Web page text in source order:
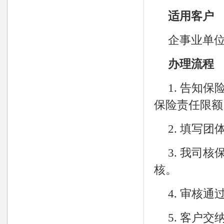
适用客户
企事业单
办理流程
1. 告知保
保险责任限
2. 填写团
3. 我司核
核。
4. 审核通
5. 客户交